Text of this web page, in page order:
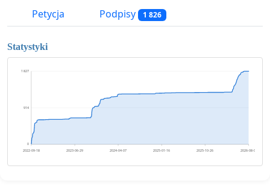
Petycja Podpisy 1 826
Statystyki
0
914
1 827
2022-09-18 2023-06-29 2024-04-07 2025-01-16 2025-10-26 2026-08-06